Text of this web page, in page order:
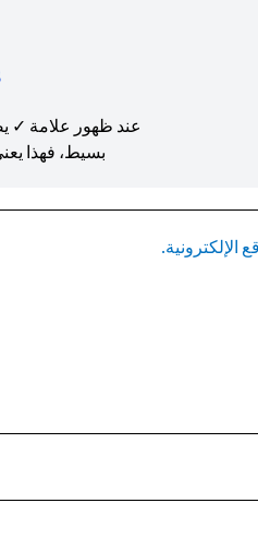
عند ظهور علامة ✓
بسيط، فهذا
الإلكترونية.